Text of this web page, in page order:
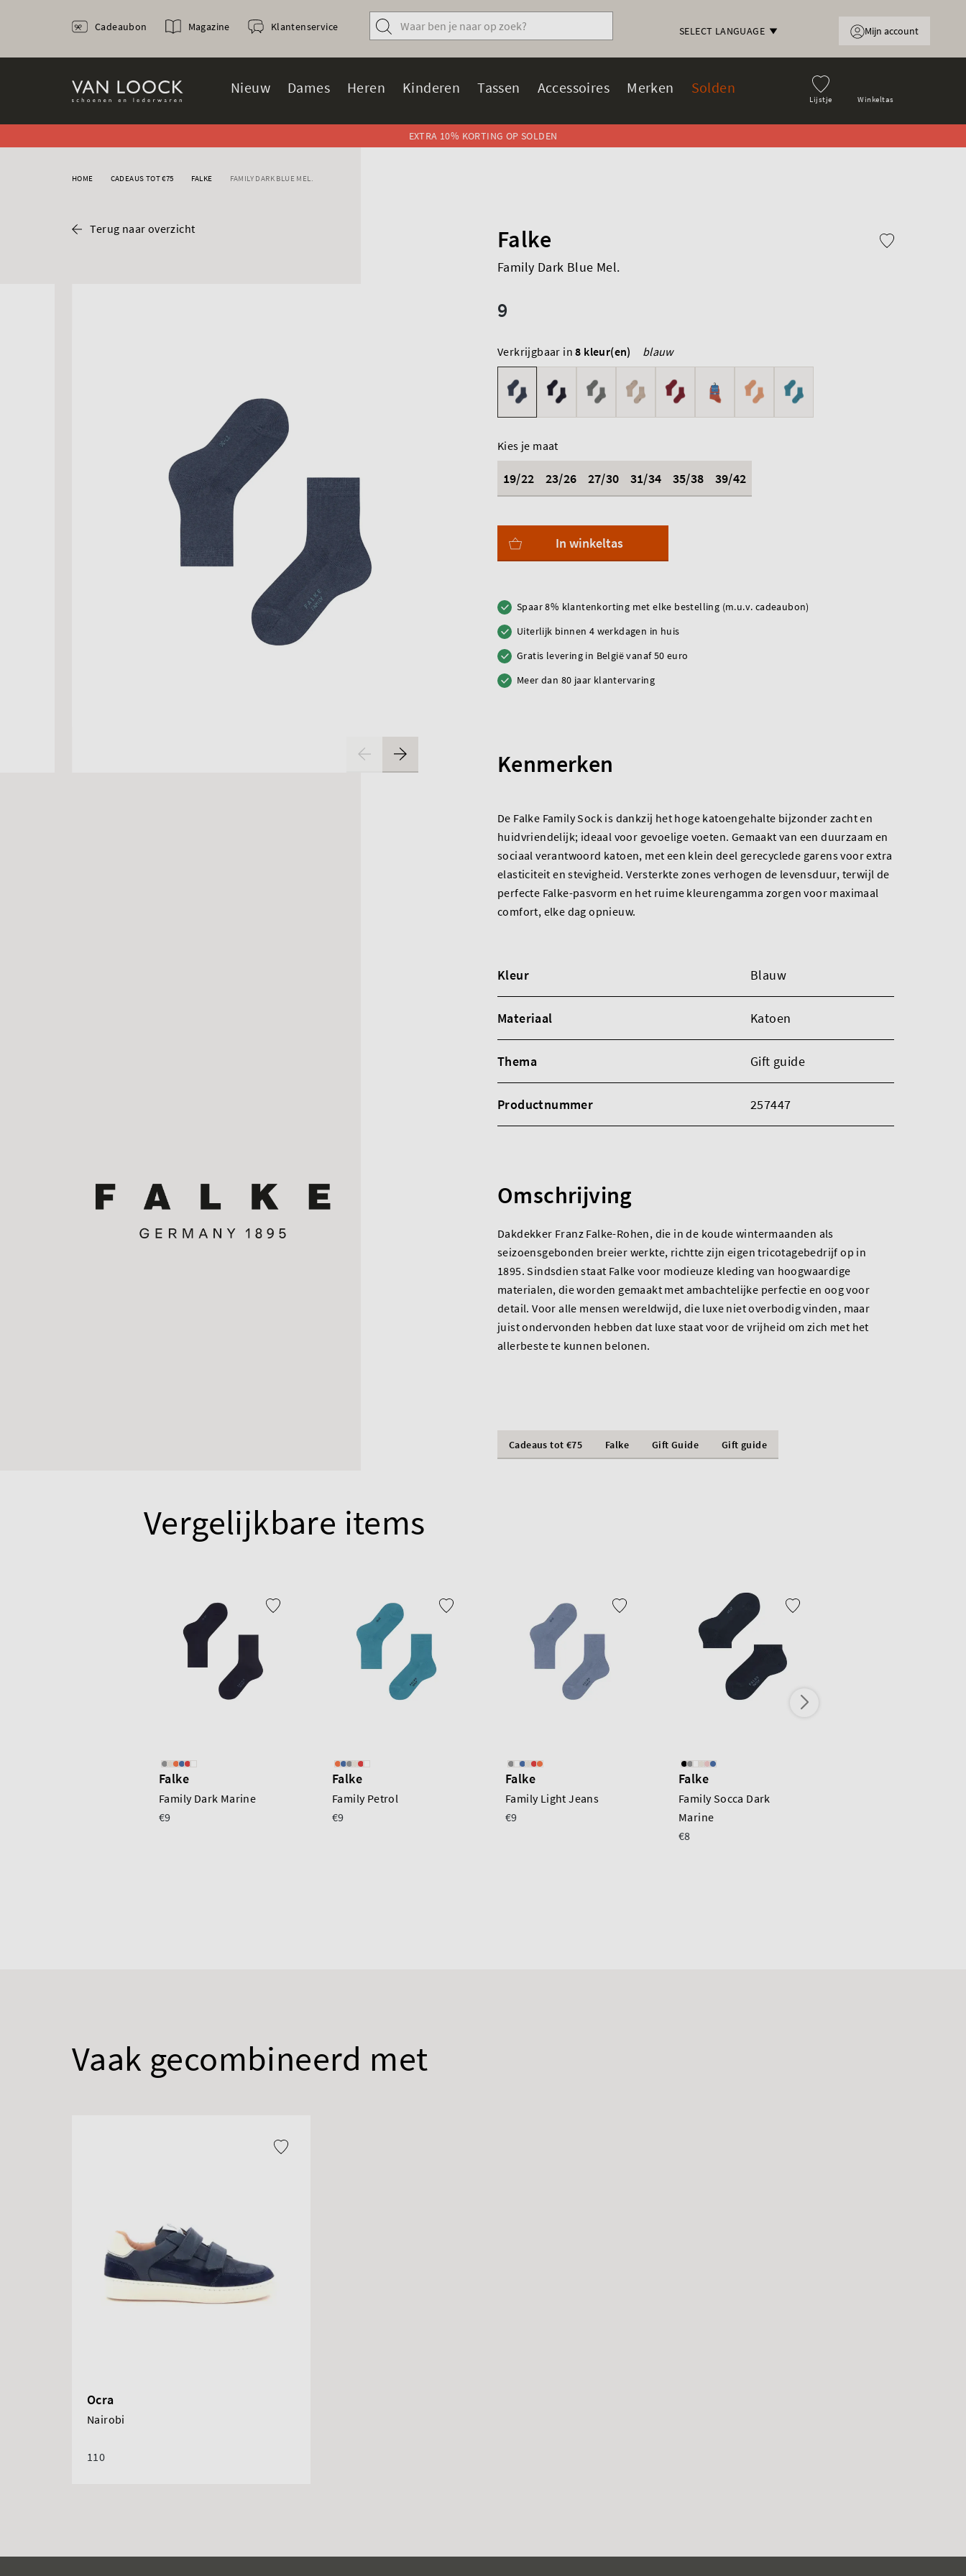
SELECT LANGUAGE
Lijstje Winkeltas
Nieuw Dames Heren Kinderen Tassen Accessoires Merken Solden
Cadeaubon Magazine Klantenservice Mijn account
EXTRA 10% KORTING OP SOLDEN
HOME CADEAUS TOT €75 FALKE FAMILY DARK BLUE MEL.
Terug naar overzicht Falke
Family Dark Blue Mel.
9
Verkrijgbaar in8 kleur(en) blauw
Kies je maat
19/22 23/26 27/30 31/34 35/38 39/42
In winkeltas
Spaar 8% klantenkorting met elke bestelling (m.u.v. cadeaubon)
Uiterlijk binnen 4 werkdagen in huis
Gratis levering in België vanaf 50 euro
Meer dan 80 jaar klantervaring
Kenmerken
De Falke Family Sock is dankzij het hoge katoengehalte bijzonder zacht en
huidvriendelijk; ideaal voor gevoelige voeten. Gemaakt van een duurzaam en
sociaal verantwoord katoen, met een klein deel gerecyclede garens voor extra
elasticiteit en stevigheid. Versterkte zones verhogen de levensduur, terwijl de
perfecte Falke-pasvorm en het ruime kleurengamma zorgen voor maximaal
comfort, elke dag opnieuw.
Kleur Blauw
Materiaal Katoen
Thema Gift guide
Productnummer 257447
Omschrijving
Dakdekker Franz Falke-Rohen, die in de koude wintermaanden als
seizoensgebonden breier werkte, richtte zijn eigen tricotagebedrijf op in
1895. Sindsdien staat Falke voor modieuze kleding van hoogwaardige
materialen, die worden gemaakt met ambachtelijke perfectie en oog voor
detail. Voor alle mensen wereldwijd, die luxe niet overbodig vinden, maar
juist ondervonden hebben dat luxe staat voor de vrijheid om zich met het
allerbeste te kunnen belonen.
Cadeaus tot €75 Falke Gift Guide Gift guide
Vergelijkbare items
Falke
Family Dark Marine
€9
Falke
Family Petrol
€9
Falke
Family Light Jeans
€9
Falke
Family Socca Dark
Marine
€8
Vaak gecombineerd met
Ocra
Nairobi
110